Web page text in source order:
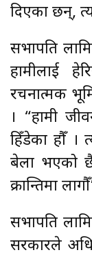
दिएका छन्,
सभापति
हामीलाई
रचनात्मक
। “हामी
हिँडेका हौँ ।
बेला भएको
क्रान्तिमा
सभापति
सरकारले